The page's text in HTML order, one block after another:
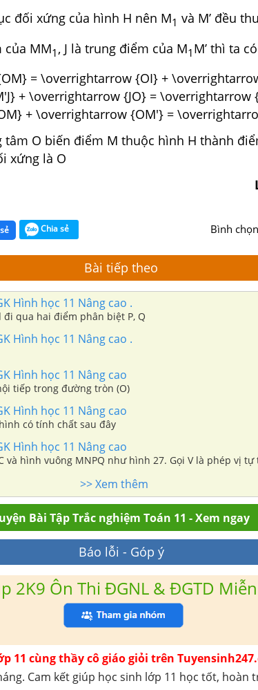
đối xứng của hình H nên M1 và M’ đều
của MM1 , J là trung điểm của M1 M’ thì ta
= \overrightarrow {OI} +
+ \overrightarrow {JO} =
+ \overrightarrow {OM'} =
tâm O biến điểm M thuộc hình H thành
xứng là O
Chia sẻ Bình
Bài tiếp theo
Hình học 11 Nâng cao .
qua hai điểm phân biệt P, Q
Hình học 11 Nâng cao .
Hình học 11 Nâng cao
tiếp trong đường tròn (O)
Hình học 11 Nâng cao
có tính chất sau đây
Hình học 11 Nâng cao
a. Cho tam giác ABC và hình vuông MNPQ như hình 27. Gọi V là
>> Xem thêm
Bài Tập Trắc nghiệm Toán 11 - Xem ngay
Báo lỗi - Góp ý
2K9 Ôn Thi ĐGNL & ĐGTD
11 cùng thầy cô giáo giỏi trên
Cam kết giúp học sinh lớp 11 học tốt, hoàn